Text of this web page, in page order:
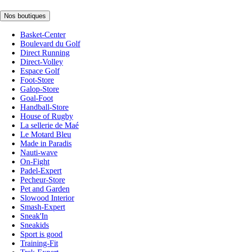
Nos boutiques
Basket-Center
Boulevard du Golf
Direct Running
Direct-Volley
Espace Golf
Foot-Store
Galop-Store
Goal-Foot
Handball-Store
House of Rugby
La sellerie de Maé
Le Motard Bleu
Made in Paradis
Nauti-wave
On-Fight
Padel-Expert
Pecheur-Store
Pet and Garden
Slowood Interior
Smash-Expert
Sneak'In
Sneakids
Sport is good
Training-Fit